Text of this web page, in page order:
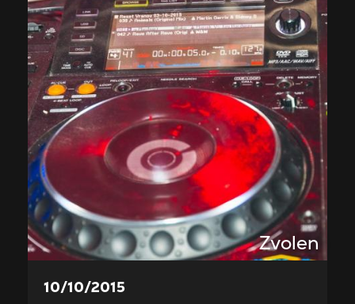
Zvolen
10/10/2015